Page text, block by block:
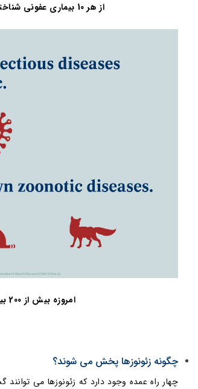
از هر 10 بیماری عفونی شناخته شده 6 بیماری مشترک بین انسان و حیوان هستند
امروزه بیش از 200 بیماری مشترک بین انسان و حیوان وجود دارد
چگونه زئونوزها پخش می شوند؟
چهار راه عمده وجود دارد که زئونوزها می